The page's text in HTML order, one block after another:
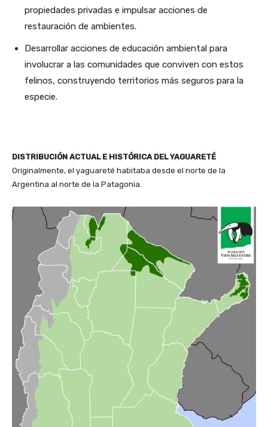
propiedades privadas e impulsar acciones de
restauración de ambientes.
Desarrollar acciones de educación ambiental para
involucrar a las comunidades que conviven con estos
felinos, construyendo territorios más seguros para la
especie.
DISTRIBUCIÓN ACTUAL E HISTÓRICA DEL YAGUARETÉ
Originalmente, el yaguareté habitaba desde el norte de la
Argentina al norte de la Patagonia.